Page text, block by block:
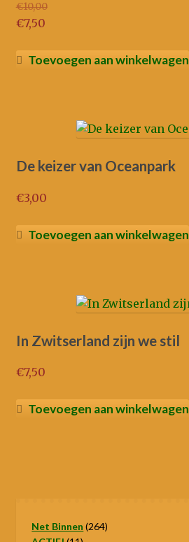
€10,00
Oorspronkelijke
was:
€7,50
prijsToevoegen aan winkelwagen
De keizer van Oceanpark
€3,00
Toevoegen aan winkelwagen
In Zwitserland zijn we stil
€7,50
Toevoegen aan winkelwagen
Net Binnen 264264